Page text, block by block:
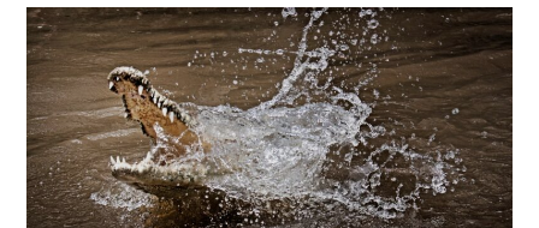
Laguna
de
las
Ilusiones
en
Tabasco
es
algo
normal”:
captan
enorme
cocodrilo
paseando
por
Progreso